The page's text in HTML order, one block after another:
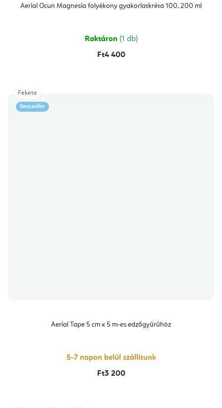
Aerial Ocun Magnesia folyékony gyakorlatkréta 100, 200 ml
Raktáron (1 db)
Ft4 400
Bestseller
Aerial Tape 5 cm x 5 m-es edzőgyűrűhöz
5-7 napon belül szállítunk
Ft3 200
Fekete